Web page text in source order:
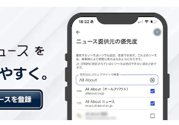
は木の香りと大自然に癒やされ